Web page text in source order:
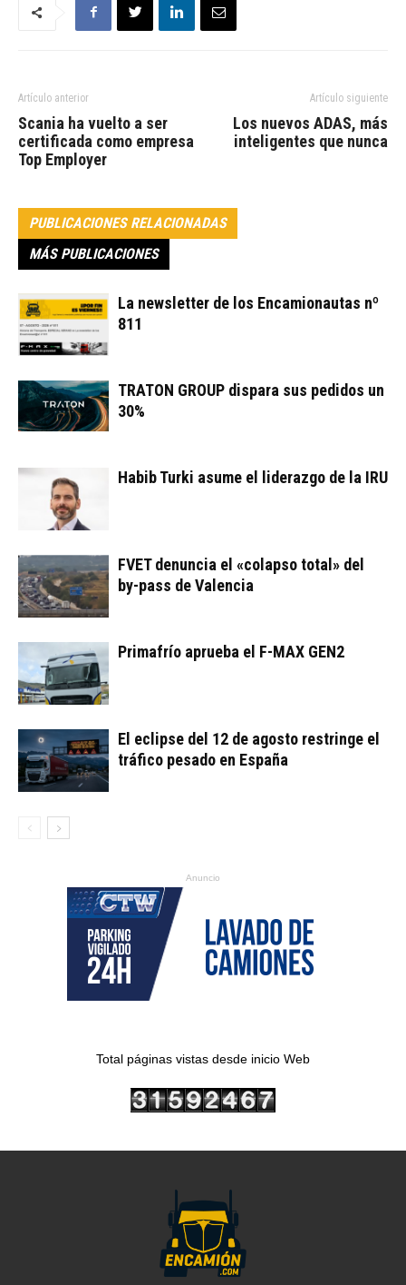
Artículo anterior
Scania ha vuelto a ser
certificada como empresa
Top Employer
Artículo siguiente
Los nuevos ADAS, más
inteligentes que nunca
PUBLICACIONES RELACIONADAS
MÁS PUBLICACIONES
La newsletter de los Encamionautas nº
811
TRATON GROUP dispara sus pedidos un
30%
Habib Turki asume el liderazgo de la IRU
FVET denuncia el «colapso total» del
by-pass de Valencia
Primafrío aprueba el F-MAX GEN2
El eclipse del 12 de agosto restringe el
tráfico pesado en España
Anuncio
Total páginas vistas desde inicio Web